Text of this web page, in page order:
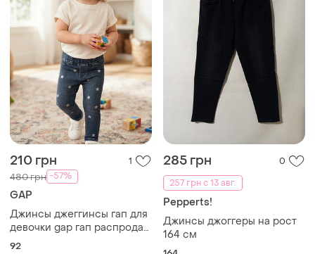
210 грн 1
480 грн -57%
GAP
Джинсы джеггинсы гап для
девочки gap гап распродаж
92 см 2т
92
285 грн
0
257 грн с 13 авг.
Pepperts!
Джинсы джоггеры на рост
164 см